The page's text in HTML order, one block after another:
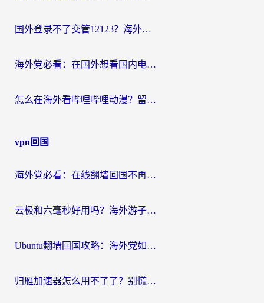
国外登录不了交管12123？海外华人亲测有效的回国加速器选择指南
海外党必看：在国外想看国内电视剧用什么软件？3步解决地域限制
怎么在海外看哔哩哔哩动漫？留学生亲测有效的回国加速方案
vpn回国
海外党必看：在线翻墙回国不再难！教你选对加速器无缝刷国内资源
云极和六毫秒好用吗？海外游子解锁国内资源的真实答案
Ubuntu翻墙回国攻略：海外党如何选对加速器，无缝刷国内剧玩游戏？
归雁加速器怎么用不了了？别慌，这篇指南教你如何丝滑“回家”